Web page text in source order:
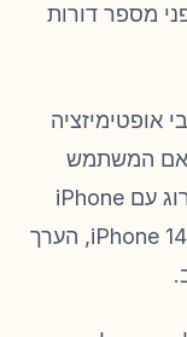
מספר דורות
אופטימיזציה
אם המשתמש
מחזיק ב-iPhone 11 ישן, דילג על שדרוג עם iPhone
13, או נהנה מיכולות העיבוד של iPhone 14 Pro, הערך